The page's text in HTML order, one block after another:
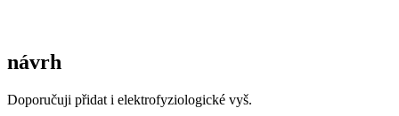
návrh
Doporučuji přidat i elektrofyziologické vyš.